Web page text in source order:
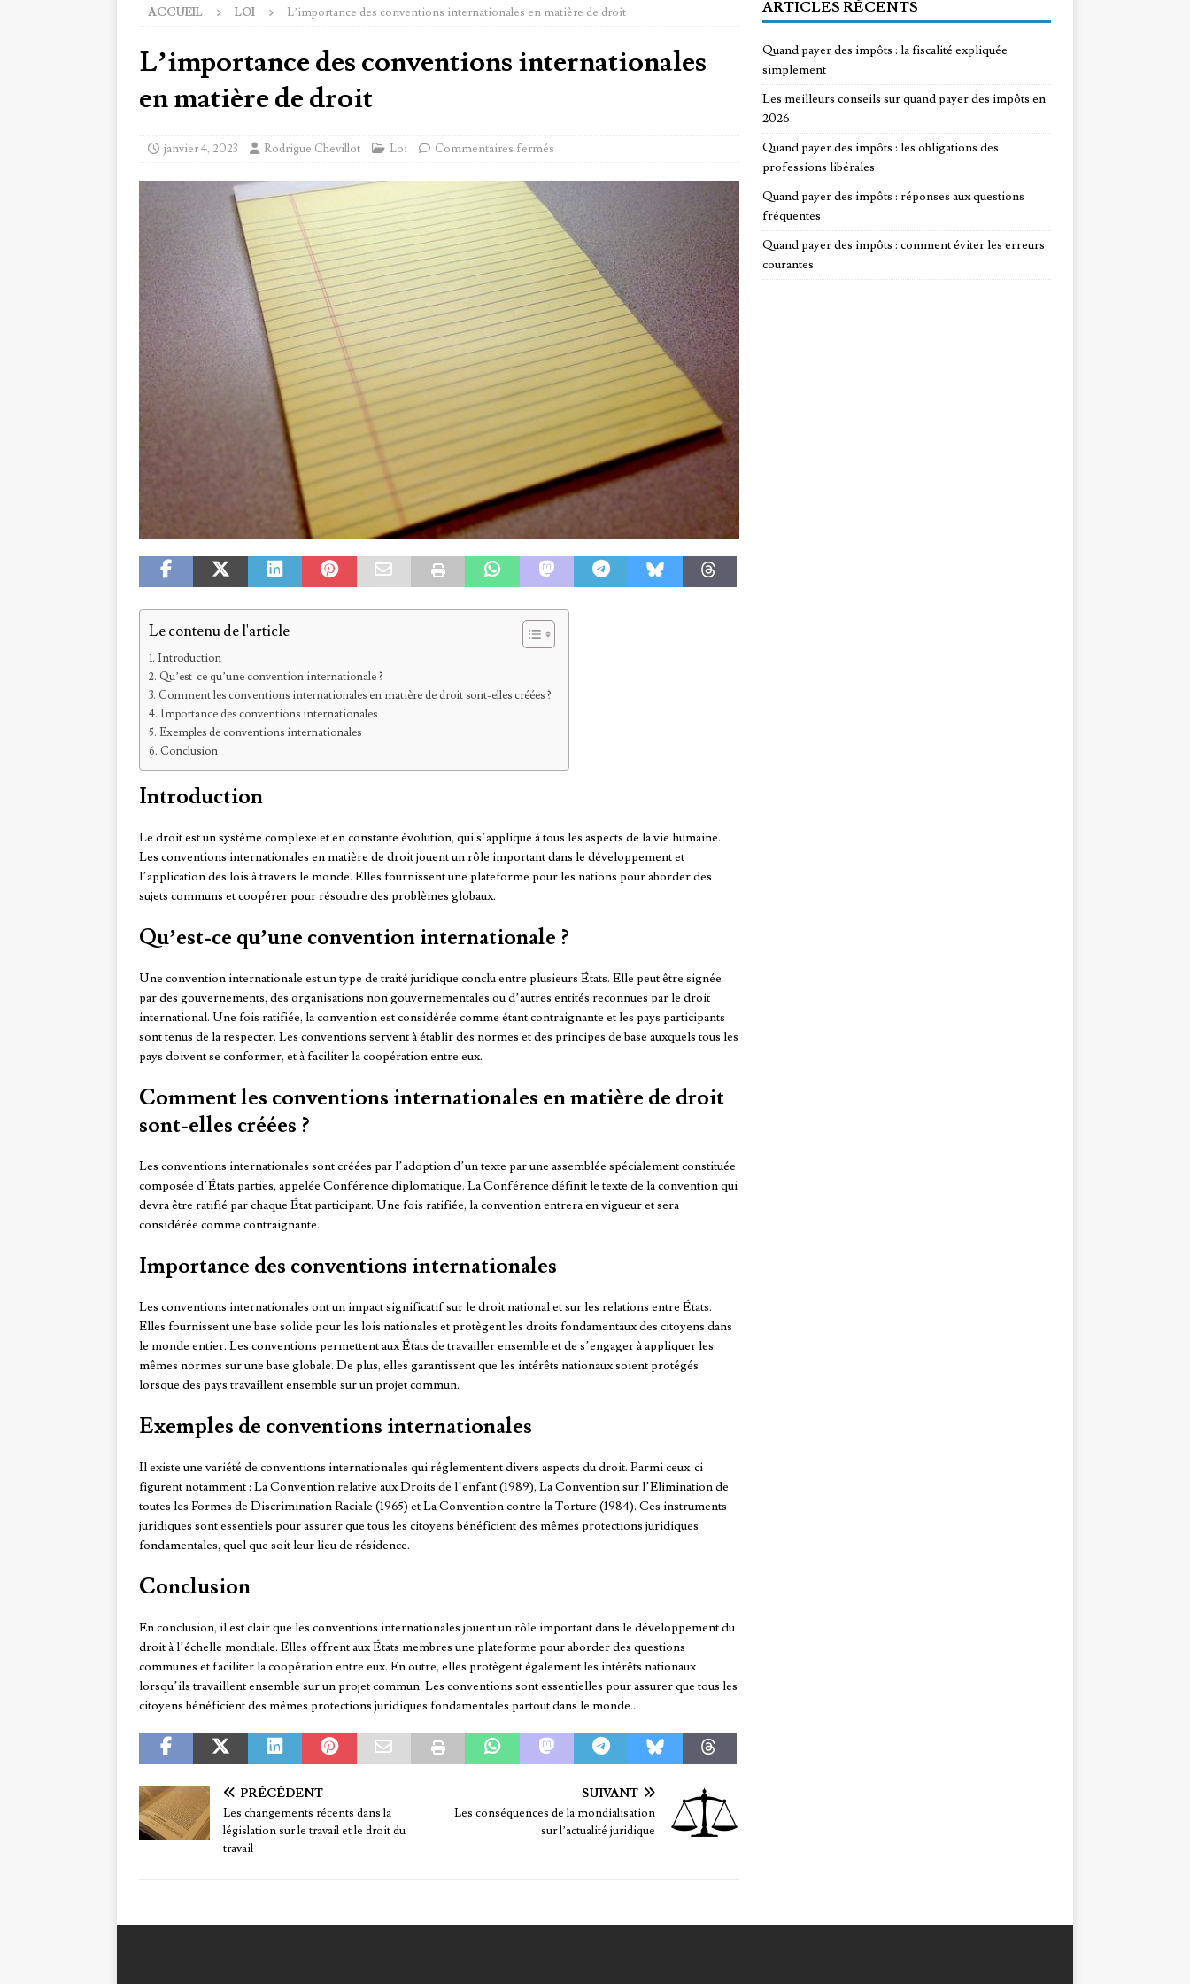
ACCUEIL LOI L’importance des conventions internationales en matière de droit
L’importance des conventions internationales
en matière de droit
janvier 4, 2023 Rodrigue Chevillot Loi Commentaires fermés
Le contenu de l'article
Introduction
Qu’est-ce qu’une convention internationale ?
Comment les conventions internationales en matière de droit sont-elles créées ?
Importance des conventions internationales
Exemples de conventions internationales
Conclusion
Introduction
Le droit est un système complexe et en constante évolution, qui s’applique à tous les aspects de la vie humaine.
Les conventions internationales en matière de droit jouent un rôle important dans le développement et
l’application des lois à travers le monde. Elles fournissent une plateforme pour les nations pour aborder des
sujets communs et coopérer pour résoudre des problèmes globaux.
Qu’est-ce qu’une convention internationale ?
Une convention internationale est un type de traité juridique conclu entre plusieurs États. Elle peut être signée
par des gouvernements, des organisations non gouvernementales ou d’autres entités reconnues par le droit
international. Une fois ratifiée, la convention est considérée comme étant contraignante et les pays participants
sont tenus de la respecter. Les conventions servent à établir des normes et des principes de base auxquels tous les
pays doivent se conformer, et à faciliter la coopération entre eux.
Comment les conventions internationales en matière de droit
sont-elles créées ?
Les conventions internationales sont créées par l’adoption d’un texte par une assemblée spécialement constituée
composée d’États parties, appelée Conférence diplomatique. La Conférence définit le texte de la convention qui
devra être ratifié par chaque État participant. Une fois ratifiée, la convention entrera en vigueur et sera
considérée comme contraignante.
Importance des conventions internationales
Les conventions internationales ont un impact significatif sur le droit national et sur les relations entre États.
Elles fournissent une base solide pour les lois nationales et protègent les droits fondamentaux des citoyens dans
le monde entier. Les conventions permettent aux États de travailler ensemble et de s’engager à appliquer les
mêmes normes sur une base globale. De plus, elles garantissent que les intérêts nationaux soient protégés
lorsque des pays travaillent ensemble sur un projet commun.
Exemples de conventions internationales
Il existe une variété de conventions internationales qui réglementent divers aspects du droit. Parmi ceux-ci
figurent notamment : La Convention relative aux Droits de l’enfant (1989), La Convention sur l’Elimination de
toutes les Formes de Discrimination Raciale (1965) et La Convention contre la Torture (1984). Ces instruments
juridiques sont essentiels pour assurer que tous les citoyens bénéficient des mêmes protections juridiques
fondamentales, quel que soit leur lieu de résidence.
Conclusion
En conclusion, il est clair que les conventions internationales jouent un rôle important dans le développement du
droit à l’échelle mondiale. Elles offrent aux États membres une plateforme pour aborder des questions
communes et faciliter la coopération entre eux. En outre, elles protègent également les intérêts nationaux
lorsqu’ils travaillent ensemble sur un projet commun. Les conventions sont essentielles pour assurer que tous les
citoyens bénéficient des mêmes protections juridiques fondamentales partout dans le monde..
PRÉCÉDENT
Les changements récents dans la
législation sur le travail et le droit du
travail
SUIVANT
Les conséquences de la mondialisation
sur l’actualité juridique
ARTICLES RÉCENTS
Quand payer des impôts : la fiscalité expliquée
simplement
Les meilleurs conseils sur quand payer des impôts en
2026
Quand payer des impôts : les obligations des
professions libérales
Quand payer des impôts : réponses aux questions
fréquentes
Quand payer des impôts : comment éviter les erreurs
courantes